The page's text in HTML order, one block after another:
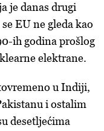
je danas drugi
EU ne gleda kao
ih godina prošlog
elektrane.
u Indiji,
i ostalim
desetljećima